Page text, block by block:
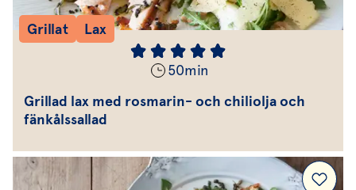
Grillat Lax
50min
Grillad lax med rosmarin- och chiliolja och
fänkålssallad